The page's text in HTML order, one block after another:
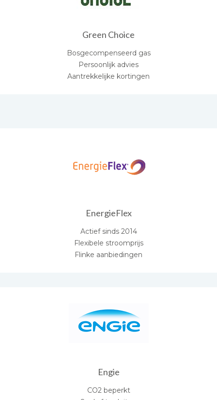
Green Choice
Bosgecompenseerd gas
Persoonlijk advies
Aantrekkelijke kortingen
EnergieFlex
Actief sinds 2014
Flexibele stroomprijs
Flinke aanbiedingen
Engie
CO2 beperkt